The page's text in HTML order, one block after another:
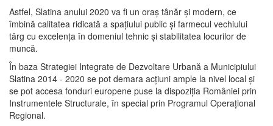
Astfel, Slatina anului 2020 va fi un oraş tânăr şi modern, ce
îmbină calitatea ridicată a spaţiului public şi farmecul vechiului
târg cu excelenţa în domeniul tehnic şi stabilitatea locurilor de
muncă.
În baza Strategiei Integrate de Dezvoltare Urbană a Municipiului
Slatina 2014 - 2020 se pot demara acţiuni ample la nivel local şi
se pot accesa fonduri europene puse la dispoziţia României prin
Instrumentele Structurale, în special prin Programul Operațional
Regional.